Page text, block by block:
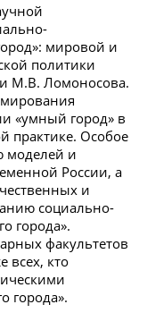
мировой и
политики
М.В. Ломоносова.
«умный город» в
практике. Особое
моделей и
России, а
и
социально-
города».
факультетов
всех, кто
города».